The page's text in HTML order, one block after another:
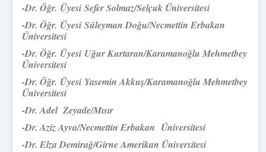
-Dr. Öğr. Üyesi Sefer Solmaz/Selçuk Üniversitesi
-Dr. Öğr. Üyesi Süleyman Doğu/Necmettin Erbakan
Üniversitesi
-Dr. Öğr. Üyesi Uğur Kurtaran/Karamanoğlu Mehmetbey
Üniversitesi
-Dr. Öğr. Üyesi Yasemin Akkuş/Karamanoğlu Mehmetbey
Üniversitesi
-Dr. Adel Zeyade/Mısır
-Dr. Aziz Ayva/Necmettin Erbakan Üniversitesi
-Dr. Elza Demirağ/Girne Amerikan Üniversitesi